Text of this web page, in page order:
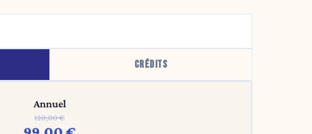
CRÉDITS
Annuel
120,00 €